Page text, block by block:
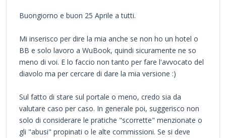
Buongiorno e buon 25 Aprile a tutti.
Mi inserisco per dire la mia anche se non ho un hotel o
BB e solo lavoro a WuBook, quindi sicuramente ne so
meno di voi. E lo faccio non tanto per fare l'avvocato del
diavolo ma per cercare di dare la mia versione :)
Sul fatto di stare sul portale o meno, credo sia da
valutare caso per caso. In generale poi, suggerisco non
solo di considerare le pratiche "scorrette" menzionate o
gli "abusi" propinati o le alte commissioni. Se si deve